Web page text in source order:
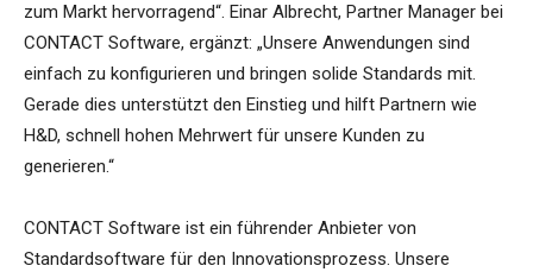
zum Markt hervorragend“. Einar Albrecht, Partner Manager bei
CONTACT Software, ergänzt: „Unsere Anwendungen sind
einfach zu konfigurieren und bringen solide Standards mit.
Gerade dies unterstützt den Einstieg und hilft Partnern wie
H&D, schnell hohen Mehrwert für unsere Kunden zu
generieren.“
CONTACT Software ist ein führender Anbieter von
Standardsoftware für den Innovationsprozess. Unsere